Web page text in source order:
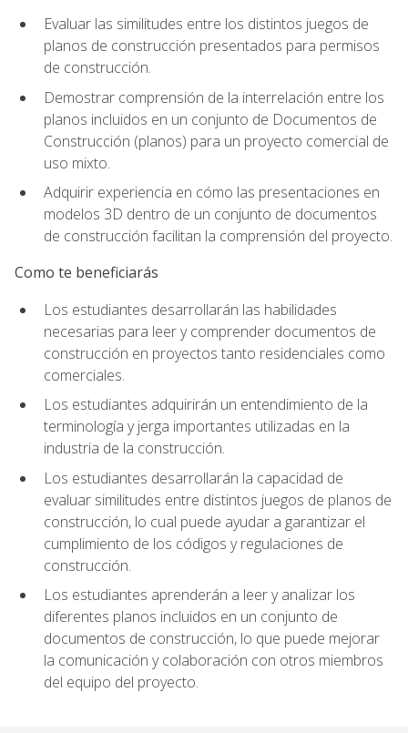
Evaluar las similitudes entre los distintos juegos de
planos de construcción presentados para permisos
de construcción.
Demostrar comprensión de la interrelación entre los
planos incluidos en un conjunto de Documentos de
Construcción (planos) para un proyecto comercial de
uso mixto.
Adquirir experiencia en cómo las presentaciones en
modelos 3D dentro de un conjunto de documentos
de construcción facilitan la comprensión del proyecto.
Como te beneficiarás
Los estudiantes desarrollarán las habilidades
necesarias para leer y comprender documentos de
construcción en proyectos tanto residenciales como
comerciales.
Los estudiantes adquirirán un entendimiento de la
terminología y jerga importantes utilizadas en la
industria de la construcción.
Los estudiantes desarrollarán la capacidad de
evaluar similitudes entre distintos juegos de planos de
construcción, lo cual puede ayudar a garantizar el
cumplimiento de los códigos y regulaciones de
construcción.
Los estudiantes aprenderán a leer y analizar los
diferentes planos incluidos en un conjunto de
documentos de construcción, lo que puede mejorar
la comunicación y colaboración con otros miembros
del equipo del proyecto.